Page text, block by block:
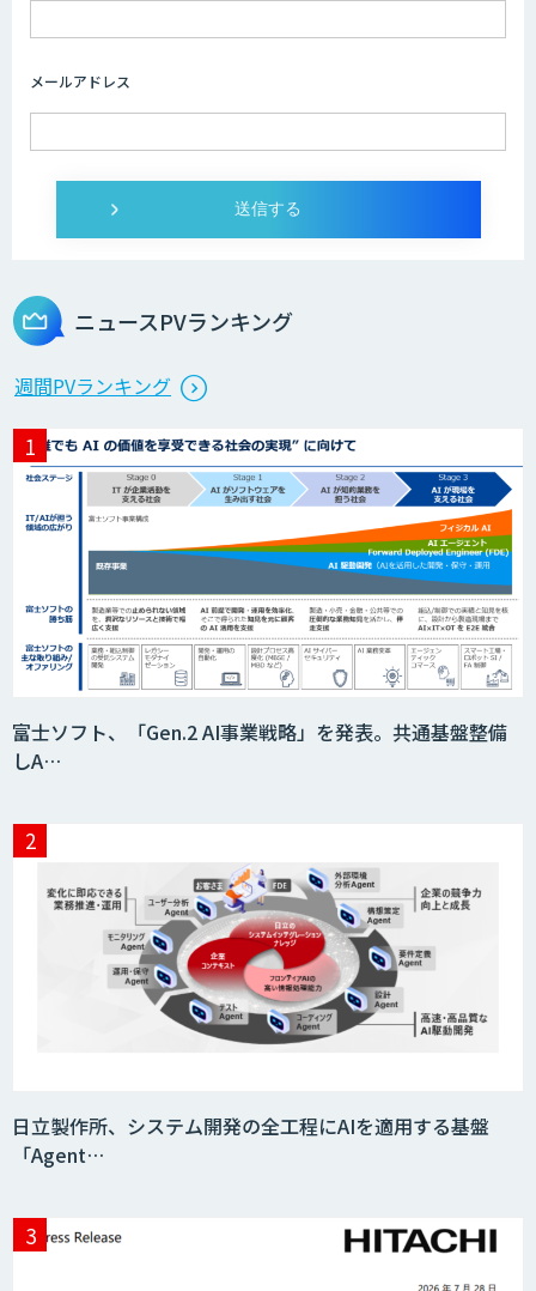
メールアドレス
ニュースPVランキング
週間PVランキング
富士ソフト、「Gen.2 AI事業戦略」を発表。共通基盤整備
しA…
日立製作所、システム開発の全工程にAIを適用する基盤
「Agent…